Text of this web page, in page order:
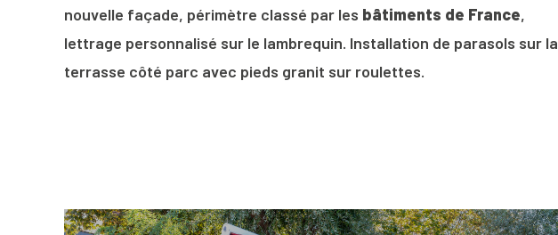
nouvelle façade, périmètre classé par les bâtiments de France,
lettrage personnalisé sur le lambrequin. Installation de parasols sur la
terrasse côté parc avec pieds granit sur roulettes.